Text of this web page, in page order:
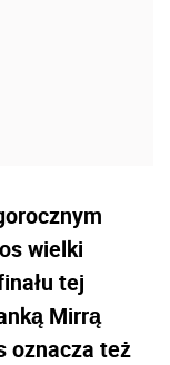
wielki
tej
Mirrą
oznacza też